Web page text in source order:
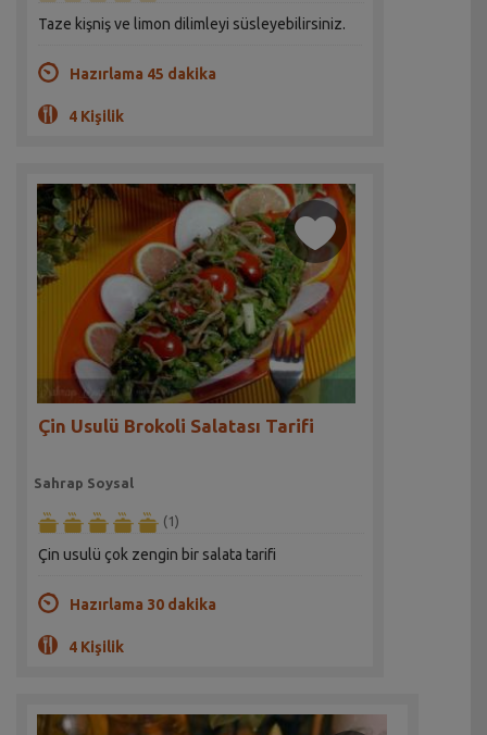
Taze kişniş ve limon dilimleyi süsleyebilirsiniz.
Hazırlama 45 dakika
4 Kişilik
Çin Usulü Brokoli Salatası Tarifi
Sahrap Soysal
(1)
Çin usulü çok zengin bir salata tarifi
Hazırlama 30 dakika
4 Kişilik